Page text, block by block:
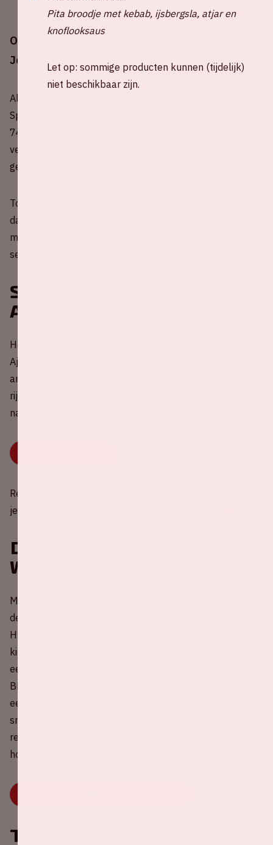
Op zondag 19 februari 2023 speelt Ajax in de
Johan Cruijff ArenA tegen Sparta Rotterdam.
Al maar liefst 125 keer eerder stond Ajax tegenover
Sparta Rotterdam in de Eredivisie. Ajax schreef daarvan
74 overwinningen op zijn naam, 25 wedstrijden gingen
verloren en uit 26 duels kwam geen winnaar: het bleef
gelijk spel.
Totaal werd er door Ajax 306 keer gescoord. Sparta wist
daar tegenover 145 keer het doel te raken. De grootste,
meest recente, thuisoverwinning van Ajax stamt uit
seizoen 2000-2001, het werd maar liefst 9-0.
Samen rijden naar
Ajax - Sparta
Help mee met het reduceren van CO2-uitstoot rondom
Ajax - Sparta 💚 Deel nu jouw lege autostoel(en) met
andere fans of kies een rit uit om mee te rijden. Samen
rijden is veel gezelliger, beter voor je portemonnee én
natuurlijk het milieu. Druk snel op onderstaande knop.
Reis je liever op een andere manier naar de ArenA? Plan
je reis dan zo duurzaam mogelijk via onze
Dineren voor de
wedstrijd
Maak jouw dag compleet en kom gezellig dineren voor
de wedstrijd. In samenwerking met topklasse cateraar
Hutten zijn er drie toffe concepten waar je uit kunt
kiezen met één gemene deler: een culinaire avond op
een unieke locatie. Met de concepten By Lute, BAUT en
BRKLN is er voor ieder wat wils. Van high-end dining in
een ontspannen setting tot het beproefde en
smaakvolle BRKLN concept mét spectaculair uitzicht. De
restaurants zijn toegankelijk voor bezoekers op de
hoofdtribune.
Tickets
Pita broodje met kebab, ijsbergsla, atjar en
knoflooksaus
Let op: sommige producten kunnen (tijdelijk)
niet beschikbaar zijn.